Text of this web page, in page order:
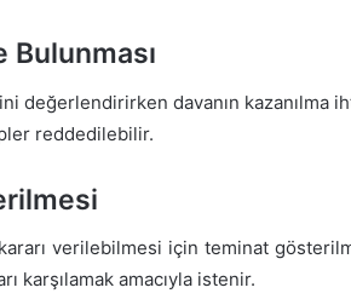
Bulunması
değerlendirirken davanın kazanılma
reddedilebilir.
verilebilmesi için teminat
karşılamak amacıyla istenir.